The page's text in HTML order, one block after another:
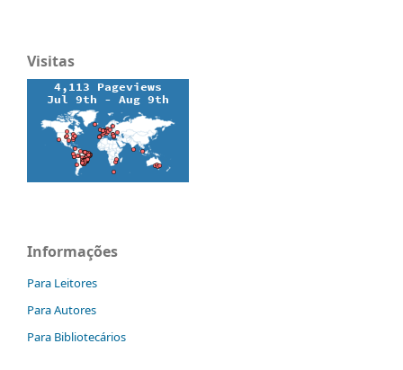
Visitas
Informações
Para Leitores
Para Autores
Para Bibliotecários